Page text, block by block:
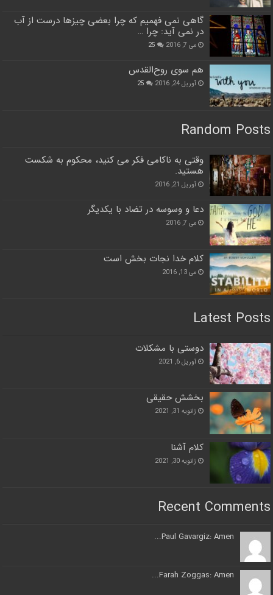
گاهی نمی فهمیم که چرا بعضی چیزها درست از آب
در نمی آید: چرا …
می 7, 2016 25
هم سوی روح‌القدس
آوریل 24, 2016 25
Random Posts
وقتی به ناکامی فکر می کنید، محکوم به شکست
هستید.
آوریل 21, 2016
دعا و وسوسه در تضاد با یکدیگر
می 7, 2016
کلام خدا نجات بخش است
می 13, 2016
Latest Posts
دوستی با مشکلات
آوریل 6, 2021
بخشش حقیقی
ژانویه 31, 2021
کلام آشنا
ژانویه 30, 2021
Recent Comments
Paul Gavargiz: Amen...
Farah Zoggas: Amen...